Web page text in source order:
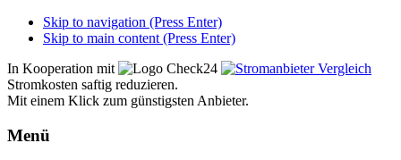
Skip to navigation (Press Enter)
Skip to main content (Press Enter)
In Kooperation mit
Stromkosten saftig reduzieren.
Mit einem Klick zum günstigsten Anbieter.
Menü